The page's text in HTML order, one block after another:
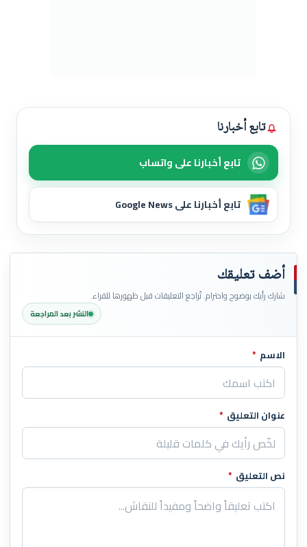
تابع أخبارنا
تابع أخبارنا على واتساب
تابع أخبارنا على Google News
أضف تعليقك
شارك رأيك بوضوح واحترام. تُراجع التعليقات قبل ظهورها للقراء.
النشر بعد المراجعة
اترك هذا الحقل فارغاً
الاسم *
عنوان التعليق *
نص التعليق *